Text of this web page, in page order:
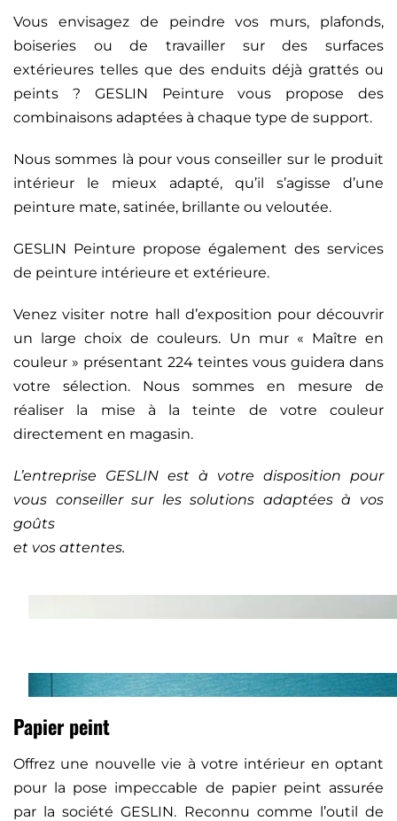
Vous envisagez de peindre vos murs, plafonds,
boiseries ou de travailler sur des surfaces
extérieures telles que des enduits déjà grattés ou
peints ? GESLIN Peinture vous propose des
combinaisons adaptées à chaque type de support.
Nous sommes là pour vous conseiller sur le produit
intérieur le mieux adapté, qu’il s’agisse d’une
peinture mate, satinée, brillante ou veloutée.
GESLIN Peinture propose également des services
de peinture intérieure et extérieure.
Venez visiter notre hall d’exposition pour découvrir
un large choix de couleurs. Un mur « Maître en
couleur » présentant 224 teintes vous guidera dans
votre sélection. Nous sommes en mesure de
réaliser la mise à la teinte de votre couleur
directement en magasin.
L’entreprise GESLIN est à votre disposition pour
vous conseiller sur les solutions adaptées à vos
goûts
et vos attentes.
Papier peint
Offrez une nouvelle vie à votre intérieur en optant
pour la pose impeccable de papier peint assurée
par la société GESLIN. Reconnu comme l’outil de